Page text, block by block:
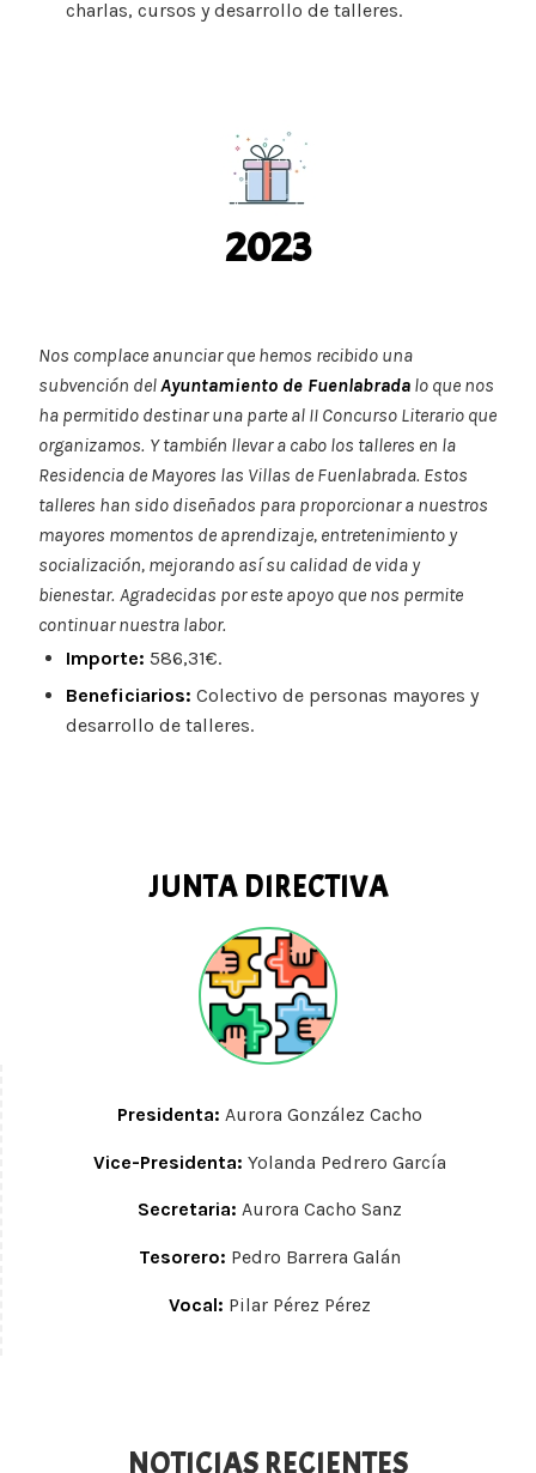
charlas, cursos y desarrollo de talleres.
2023
Nos complace anunciar que hemos recibido una
subvención del Ayuntamiento de Fuenlabrada lo que nos
ha permitido destinar una parte al II Concurso Literario que
organizamos. Y también llevar a cabo los talleres en la
Residencia de Mayores las Villas de Fuenlabrada. Estos
talleres han sido diseñados para proporcionar a nuestros
mayores momentos de aprendizaje, entretenimiento y
socialización, mejorando así su calidad de vida y
bienestar. Agradecidas por este apoyo que nos permite
continuar nuestra labor.
Importe: 586,31€.
Beneficiarios: Colectivo de personas mayores y
desarrollo de talleres.
JUNTA DIRECTIVA
Presidenta: Aurora González Cacho
Vice-Presidenta: Yolanda Pedrero García
Secretaria: Aurora Cacho Sanz
Tesorero: Pedro Barrera Galán
Vocal: Pilar Pérez Pérez
NOTICIAS RECIENTES